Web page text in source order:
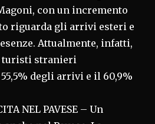
con un incremento
riguarda gli arrivi esteri e
Attualmente, infatti,
turisti stranieri
degli arrivi e il 60,9%
NEL PAVESE – Un